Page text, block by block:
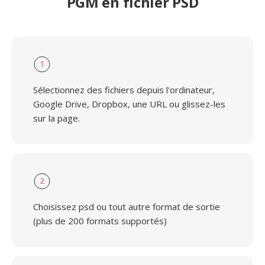
1
Sélectionnez des fichiers depuis l'ordinateur,
Google Drive, Dropbox, une URL ou glissez-les
sur la page.
2
Choisissez psd ou tout autre format de sortie
(plus de 200 formats supportés)